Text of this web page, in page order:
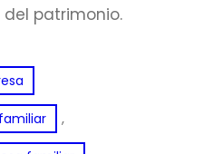
patrimonio.
,